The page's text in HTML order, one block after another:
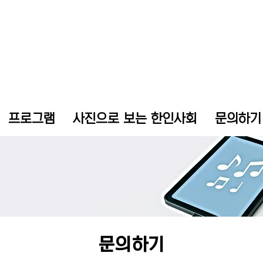
프로그램 사진으로 보는 한인사회 문의하기
​문의하기